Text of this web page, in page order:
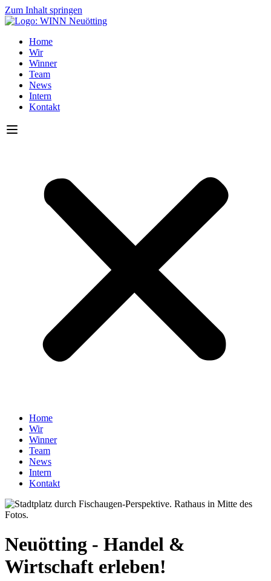
Zum Inhalt springen
Home
Wir
Winner
Team
News
Intern
Kontakt
Home
Wir
Winner
Team
News
Intern
Kontakt
Neuötting - Handel &
Wirtschaft erleben!